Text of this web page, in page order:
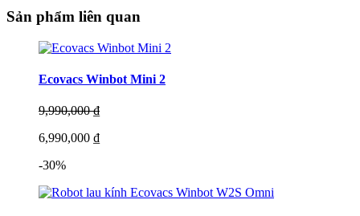
Sản phẩm liên quan
Ecovacs Winbot Mini 2
9,990,000 ₫
6,990,000 ₫
-30%